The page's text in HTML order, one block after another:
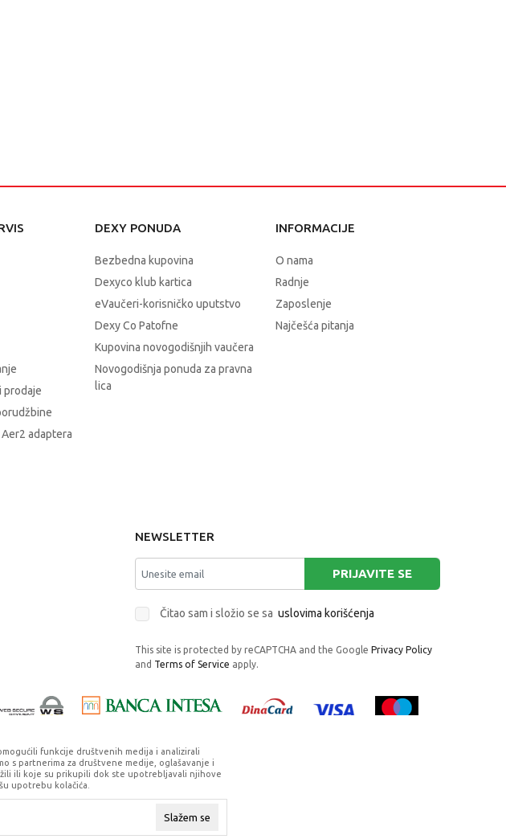
prodaje
adaptera
DEXY PONUDA
Bezbedna kupovina
Dexyco klub kartica
eVaučeri-korisničko uputstvo
Dexy Co Patofne
Kupovina novogodišnjih vaučera
Novogodišnja ponuda za pravna
lica
INFORMACIJE
O nama
Radnje
Zaposlenje
Najčešća pitanja
NEWSLETTER
PRIJAVITE SE
Čitao sam i složio se sa uslovima korišćenja
This site is protected by reCAPTCHA and the Google Privacy Policy
and Terms of Service apply.
da su svi podaci i fotografije, navedeni u okrviru proizvoda, u
ali ne podrazumeva da su dostupni u svakom trenutku.
funkcije društvenih medija i analizirali
s partnerima za društvene medije, oglašavanje i
ili koje su prikupili dok ste upotrebljavali njihove
upotrebu kolačića.
Slažem se